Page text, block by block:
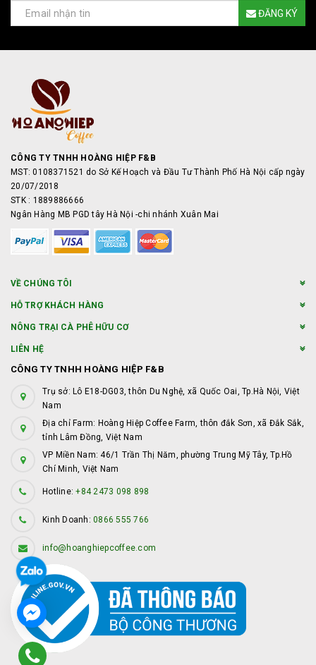
ĐĂNG KÝ
CÔNG TY TNHH HOÀNG HIỆP F&B
MST: 0108371521 do Sở Kế Hoạch và Đầu Tư Thành Phố Hà Nội cấp ngày
20/07/2018
STK : 1889886666
Ngân Hàng MB PGD tây Hà Nội -chi nhánh Xuân Mai
VỀ CHÚNG TÔI
HỖ TRỢ KHÁCH HÀNG
NÔNG TRẠI CÀ PHÊ HỮU CƠ
LIÊN HỆ
CÔNG TY TNHH HOÀNG HIỆP F&B
Trụ sở: Lô E18-DG03, thôn Du Nghệ, xã Quốc Oai, Tp.Hà Nội, Việt
Nam
Địa chỉ Farm: Hoàng Hiệp Coffee Farm, thôn đắk Sơn, xã Đắk Sắk,
tỉnh Lâm Đồng, Việt Nam
VP Miền Nam: 46/1 Trần Thị Năm, phường Trung Mỹ Tây, Tp.Hồ
Chí Minh, Việt Nam
Hotline:+84 2473 098 898
Kinh Doanh: 0866 555 766
info@hoanghiepcoffee.com